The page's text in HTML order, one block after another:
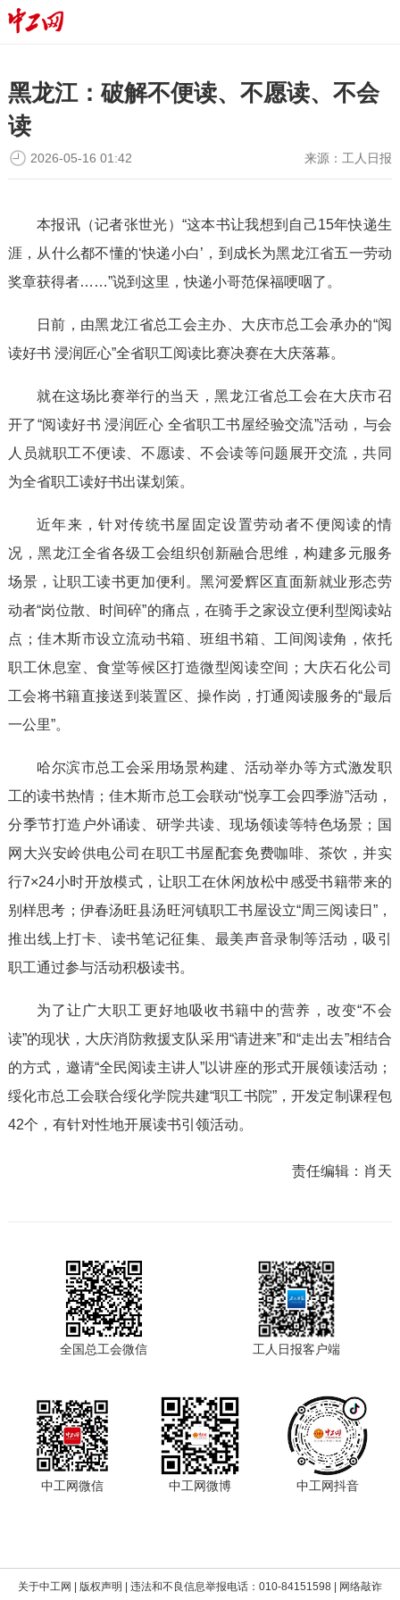
黑龙江：破解不便读、不愿读、不会
读
来源： 工人日报
2026-05-16 01:42
本报讯（记者张世光）“这本书让我想到自己15年快递生
涯，从什么都不懂的‘快递小白’，到成长为黑龙江省五一劳动
奖章获得者……”说到这里，快递小哥范保福哽咽了。
日前，由黑龙江省总工会主办、大庆市总工会承办的“阅
读好书 浸润匠心”全省职工阅读比赛决赛在大庆落幕。
就在这场比赛举行的当天，黑龙江省总工会在大庆市召
开了“阅读好书 浸润匠心 全省职工书屋经验交流”活动，与会
人员就职工不便读、不愿读、不会读等问题展开交流，共同
为全省职工读好书出谋划策。
近年来，针对传统书屋固定设置劳动者不便阅读的情
况，黑龙江全省各级工会组织创新融合思维，构建多元服务
场景，让职工读书更加便利。黑河爱辉区直面新就业形态劳
动者“岗位散、时间碎”的痛点，在骑手之家设立便利型阅读站
点；佳木斯市设立流动书箱、班组书箱、工间阅读角，依托
职工休息室、食堂等候区打造微型阅读空间；大庆石化公司
工会将书籍直接送到装置区、操作岗，打通阅读服务的“最后
一公里”。
哈尔滨市总工会采用场景构建、活动举办等方式激发职
工的读书热情；佳木斯市总工会联动“悦享工会四季游”活动，
分季节打造户外诵读、研学共读、现场领读等特色场景；国
网大兴安岭供电公司在职工书屋配套免费咖啡、茶饮，并实
行7×24小时开放模式，让职工在休闲放松中感受书籍带来的
别样思考；伊春汤旺县汤旺河镇职工书屋设立“周三阅读日”，
推出线上打卡、读书笔记征集、最美声音录制等活动，吸引
职工通过参与活动积极读书。
为了让广大职工更好地吸收书籍中的营养，改变“不会
读”的现状，大庆消防救援支队采用“请进来”和“走出去”相结合
的方式，邀请“全民阅读主讲人”以讲座的形式开展领读活动；
绥化市总工会联合绥化学院共建“职工书院”，开发定制课程包
42个，有针对性地开展读书引领活动。
责任编辑： 肖天
全国总工会微信 工人日报客户端
中工网微信 中工网微博 中工网抖音
关于中工网 版权声明
| 违法和不良信息举报电话：010-84151598 | 网络敲诈